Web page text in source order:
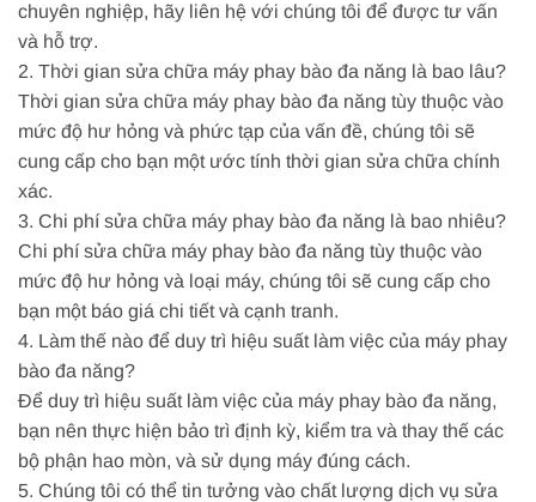
chuyên nghiệp, hãy liên hệ với chúng tôi để được tư vấn
và hỗ trợ.
2. Thời gian sửa chữa máy phay bào đa năng là bao lâu?
Thời gian sửa chữa máy phay bào đa năng tùy thuộc vào
mức độ hư hỏng và phức tạp của vấn đề, chúng tôi sẽ
cung cấp cho bạn một ước tính thời gian sửa chữa chính
xác.
3. Chi phí sửa chữa máy phay bào đa năng là bao nhiêu?
Chi phí sửa chữa máy phay bào đa năng tùy thuộc vào
mức độ hư hỏng và loại máy, chúng tôi sẽ cung cấp cho
bạn một báo giá chi tiết và cạnh tranh.
4. Làm thế nào để duy trì hiệu suất làm việc của máy phay
bào đa năng?
Để duy trì hiệu suất làm việc của máy phay bào đa năng,
bạn nên thực hiện bảo trì định kỳ, kiểm tra và thay thế các
bộ phận hao mòn, và sử dụng máy đúng cách.
5. Chúng tôi có thể tin tưởng vào chất lượng dịch vụ sửa